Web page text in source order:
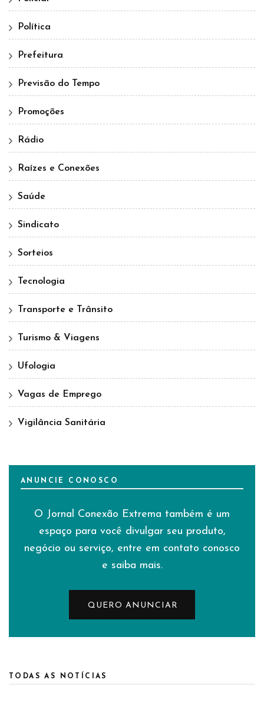
Política
Prefeitura
Previsão do Tempo
Promoções
Rádio
Raízes e Conexões
Saúde
Sindicato
Sorteios
Tecnologia
Transporte e Trânsito
Turismo & Viagens
Ufologia
Vagas de Emprego
Vigilância Sanitária
ANUNCIE CONOSCO
O Jornal Conexão Extrema também é um
espaço para você divulgar seu produto,
negócio ou serviço, entre em contato conosco
e saiba mais.
QUERO ANUNCIAR
TODAS AS NOTÍCIAS